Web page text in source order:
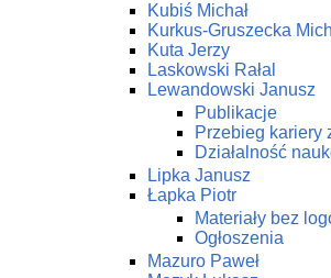
Kubiś Michał
Kurkus-Gruszecka
Kuta Jerzy
Laskowski Rałal
Lewandowski Janusz
Publikacje
Przebieg kariery
Działalność
Lipka Janusz
Łapka Piotr
Materiały bez
Ogłoszenia
Mazuro Paweł